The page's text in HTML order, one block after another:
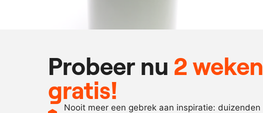
Probeer nu 2 weken
gratis!
Nooit meer een gebrek aan inspiratie: duizenden